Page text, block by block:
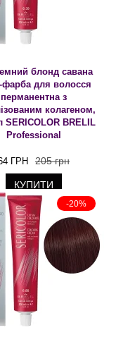
блонд савана
фарба для волосся
перманентна з
колагеном,
SERICOLOR BRELIL
Professional
ГРН 205 грн
КУПИТИ
-20%